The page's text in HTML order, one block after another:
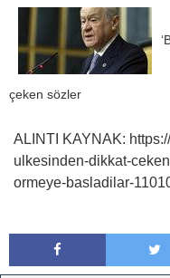
çeken sözler
ALINTI KAYNAK:
ulkesinden-dikkat-
ormeye-basladilar-